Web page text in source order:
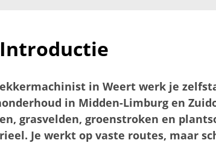
Introductie
in Weert werk je
in Midden-Limburg en
grasvelden, groenstroken en
Je werkt op vaste routes, maar